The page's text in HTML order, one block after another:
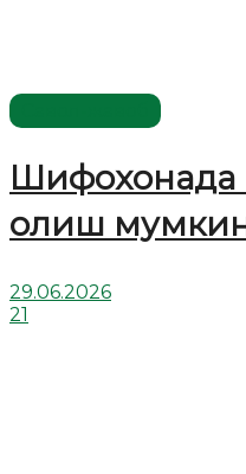
Шифохонада
олиш
29.06.2026
21